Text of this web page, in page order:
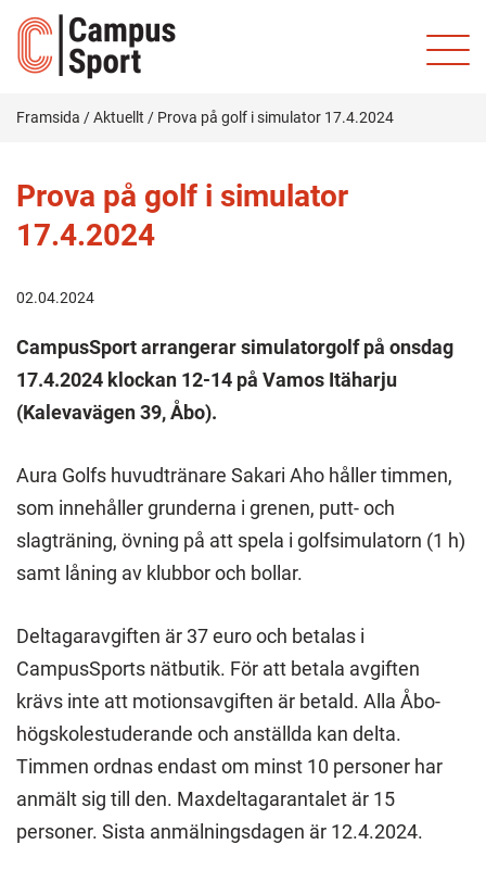
Framsida /Aktuellt / Prova på golf i simulator 17.4.2024
Prova på golf i simulator
17.4.2024
02.04.2024
CampusSport arrangerar simulatorgolf på onsdag
17.4.2024 klockan 12-14 på Vamos Itäharju
(Kalevavägen 39, Åbo).
Aura Golfs huvudtränare Sakari Aho håller timmen,
som innehåller grunderna i grenen, putt- och
slagträning, övning på att spela i golfsimulatorn (1 h)
samt låning av klubbor och bollar.
Deltagaravgiften är 37 euro och betalas i
CampusSports nätbutik. För att betala avgiften
krävs inte att motionsavgiften är betald. Alla Åbo-
högskolestuderande och anställda kan delta.
Timmen ordnas endast om minst 10 personer har
anmält sig till den. Maxdeltagarantalet är 15
personer. Sista anmälningsdagen är 12.4.2024.